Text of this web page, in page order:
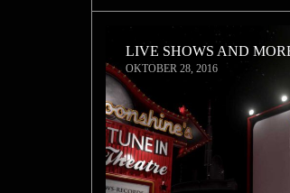
LIVE SHOWS AND
OKTOBER 28, 2016